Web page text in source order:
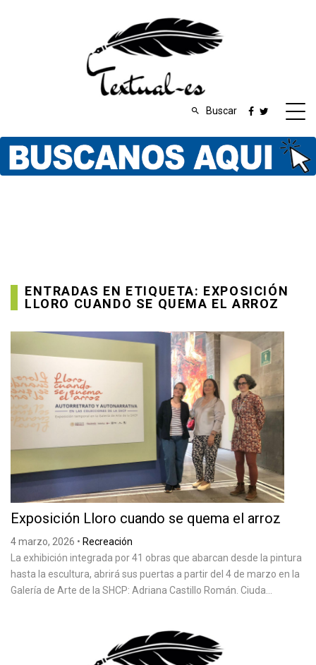
Buscar
ENTRADAS EN ETIQUETA: EXPOSICIÓN
LLORO CUANDO SE QUEMA EL ARROZ
Exposición Lloro cuando se quema el arroz
4 marzo, 2026 • Recreación
La exhibición integrada por 41 obras que abarcan desde la pintura
hasta la escultura, abrirá sus puertas a partir del 4 de marzo en la
Galería de Arte de la SHCP: Adriana Castillo Román. Ciuda...